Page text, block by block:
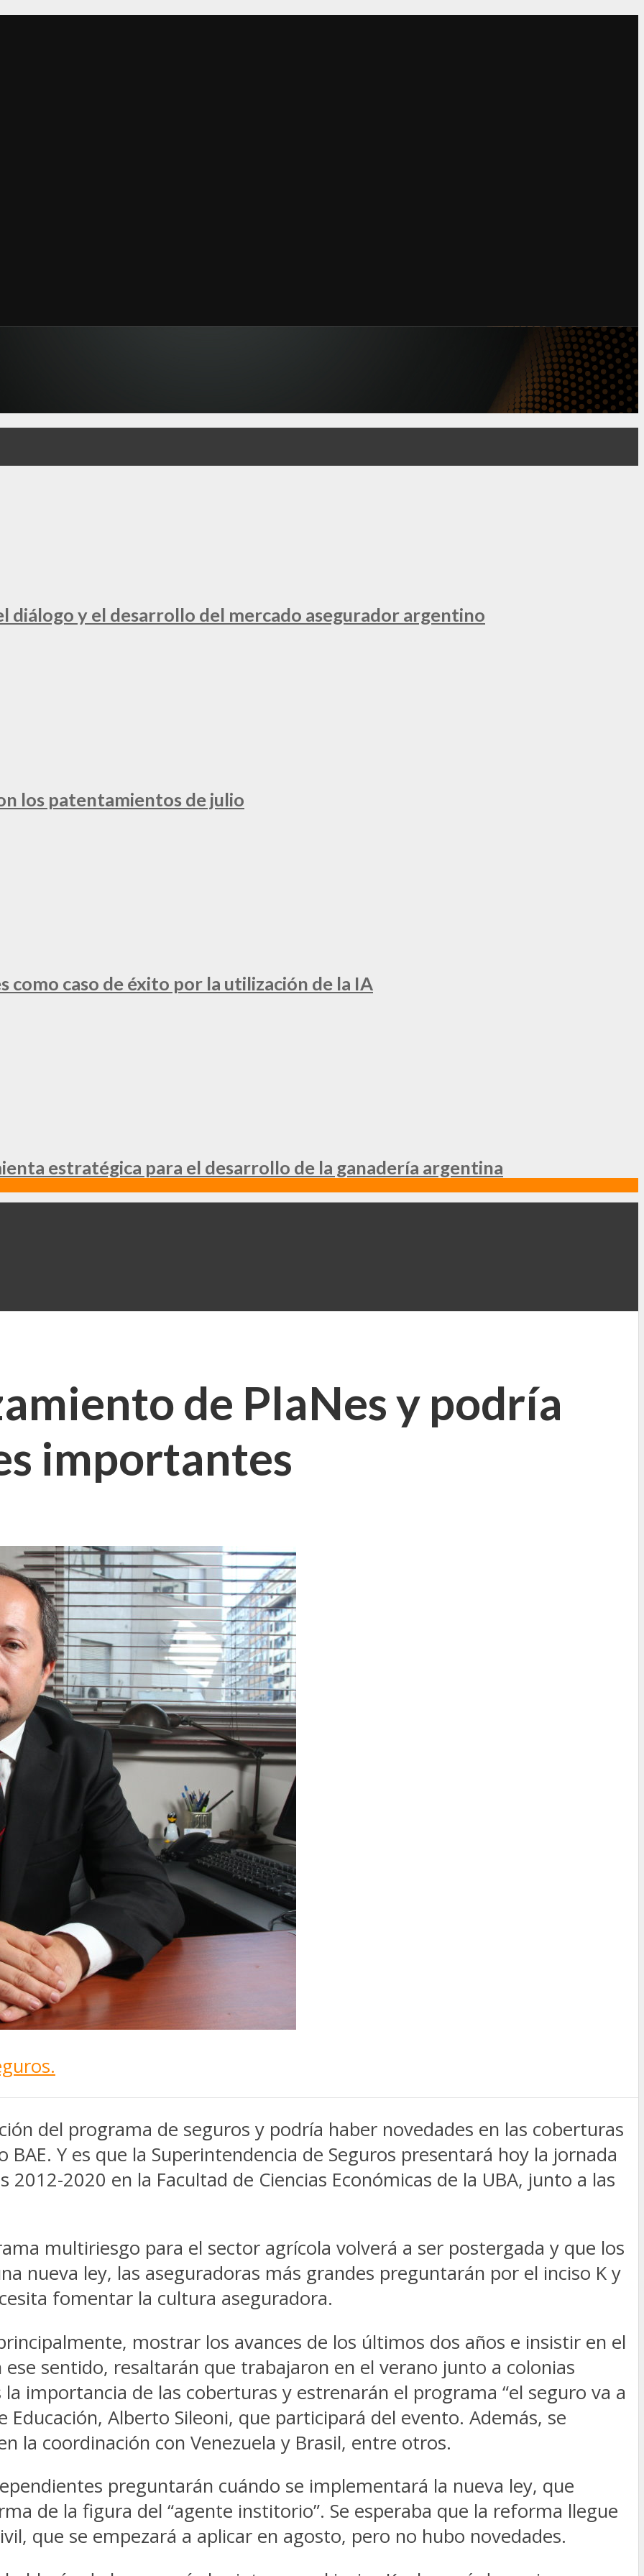
diálogo y el desarrollo del mercado asegurador argentino
los patentamientos de julio
como caso de éxito por la utilización de la IA
estratégica para el desarrollo de la ganadería argentina
de PlaNes y podría
importantes
del programa de seguros y podría haber novedades en las coberturas
Y es que la Superintendencia de Seguros presentará hoy la jornada
2020 en la Facultad de Ciencias Económicas de la UBA, junto a las
multiriesgo para el sector agrícola volverá a ser postergada y que los
nueva ley, las aseguradoras más grandes preguntarán por el inciso K y
fomentar la cultura aseguradora.
mostrar los avances de los últimos dos años e insistir en el
sentido, resaltarán que trabajaron en el verano junto a colonias
importancia de las coberturas y estrenarán el programa “el seguro va a
Educación, Alberto Sileoni, que participará del evento. Además, se
la coordinación con Venezuela y Brasil, entre otros.
preguntarán cuándo se implementará la nueva ley, que
de la figura del “agente institorio”. Se esperaba que la reforma llegue
que se empezará a aplicar en agosto, pero no hubo novedades.